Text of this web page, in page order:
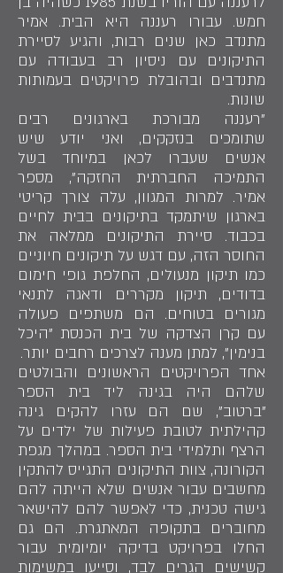
חמש. עבורו רעננה היא הבית. אמיר
מתנדב כאן שנים רבות, והגיע לסיירת
התיקונים עם ניסיון רב בעבודה עם
מתנדבים ובהובלת פרויקטים בעמותות
שונות.
"רעננה מבורכת בארגונים רבים
שתומכים בנזקקים, ואני יודע שיש
אנשים שעברו לכאן במיוחד בשל
התמיכה החברתית החזקה", מספר
אמיר. למרות המגוון, עלה צורך קריטי
בארגון שיתמקד בתיקונים בבית לחיים
בכבוד. סיירת התיקונים ממלאה את
החוסר הזה, עם דגש על תיקונים חיוניים
כמו תיקון מנעולים, החלפת גופי חימום
בדודים, תיקון מקררים ודאגה לתנאי
מגורים בטוחים. הם משתפים פעולה
עם קרן הצדקה של בית הכנסת "היכל
בנימין", למתן מענה לצרכים רחבים יותר.
אחד הפרויקטים הראשונים והבולטים
שלהם היה בגינה ליד בית הספר
"ברטוב", שם הם עזרו להקים גינה
קהילתית לטובת פעילות של ילדים על
הרצף ותלמידי בית הספר. במהלך מגפת
הקורונה, צוות התיקונים התגייס להתקין
מחשבים עבור אנשים שלא הייתה להם
גישה טכנית, כדי לאפשר להם להישאר
מחוברים בתקופה המאתגרת. הם גם
החלו בפרויקט בדיקה יומיומית עבור
קשישים הגרים לבד, וסייעו במשימות